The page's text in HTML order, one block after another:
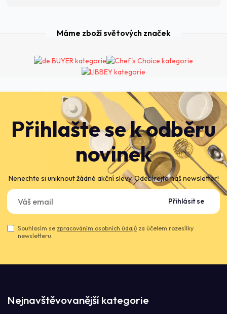
Přihlašte se k odběru
novinek
Nenechte si uniknout žádné akční slevy. Odebírejte náš newsletter!
Přihlásit se
Souhlasím se zpracováním osobních údajů za účelem rozesílky
newsletteru.
Máme zboží světových značek
Nejnavštěvovanější kategorie